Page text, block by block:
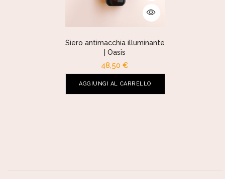
Siero antimacchia illuminante
| Oasis
48,50€
AGGIUNGI AL CARRELLO